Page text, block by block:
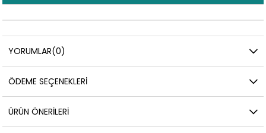
YORUMLAR(0)
ÖDEME SEÇENEKLERI
ÜRÜN ÖNERILERI